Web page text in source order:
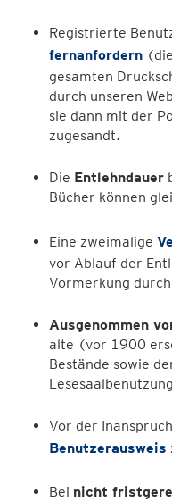
Registrierte
fernanfordern
gesamten
durch unseren
sie dann mit der
zugesandt.
Die Entlehndauer
Bücher können
Eine zweimalige
vor Ablauf der
Vormerkung
Ausgenommen
alte (vor 1900
Bestände sowie
Vor der
Benutzerausweis
Bei nicht